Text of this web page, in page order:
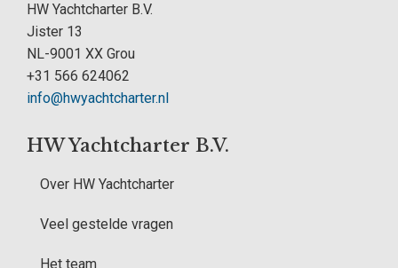
HW Yachtcharter B.V.
Jister 13
NL-9001 XX Grou
+31 566 624062
info@hwyachtcharter.nl
HW Yachtcharter B.V.
Over HW Yachtcharter
Veel gestelde vragen
Het team